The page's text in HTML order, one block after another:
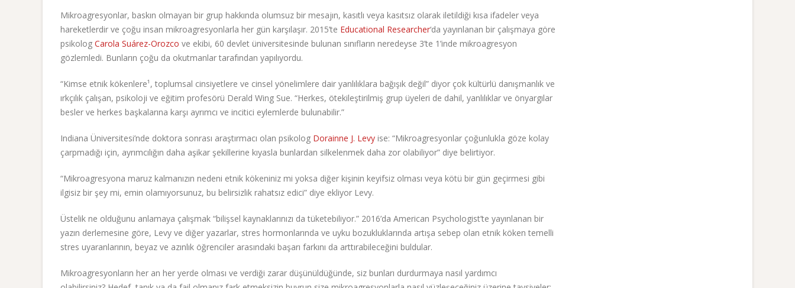
Mikroagresyonlar, baskın olmayan bir grup hakkında olumsuz bir mesajın, kasıtlı veya kasıtsız olarak iletildiği kısa ifadeler veya
hareketlerdir ve çoğu insan mikroagresyonlarla her gün karşılaşır. 2015’te Educational Researcher‘da yayınlanan bir çalışmaya göre
psikolog Carola Suárez-Orozco ve ekibi, 60 devlet üniversitesinde bulunan sınıfların neredeyse 3’te 1’inde mikroagresyon
gözlemledi. Bunların çoğu da okutmanlar tarafından yapılıyordu.
“Kimse etnik kökenlere¹, toplumsal cinsiyetlere ve cinsel yönelimlere dair yanlılıklara bağışık değil” diyor çok kültürlü danışmanlık ve
ırkçılık çalışan, psikoloji ve eğitim profesörü Derald Wing Sue. “Herkes, ötekileştirilmiş grup üyeleri de dahil, yanlılıklar ve önyargılar
besler ve herkes başkalarına karşı ayrımcı ve incitici eylemlerde bulunabilir.”
Indiana Üniversitesi’nde doktora sonrası araştırmacı olan psikolog Dorainne J. Levy ise: “Mikroagresyonlar çoğunlukla göze kolay
çarpmadığı için, ayrımcılığın daha aşikar şekillerine kıyasla bunlardan silkelenmek daha zor olabiliyor” diye belirtiyor.
“Mikroagresyona maruz kalmanızın nedeni etnik kökeniniz mi yoksa diğer kişinin keyifsiz olması veya kötü bir gün geçirmesi gibi
ilgisiz bir şey mi, emin olamıyorsunuz, bu belirsizlik rahatsız edici” diye ekliyor Levy.
Üstelik ne olduğunu anlamaya çalışmak “bilişsel kaynaklarınızı da tüketebiliyor.” 2016’da American Psychologist’te yayınlanan bir
yazın derlemesine göre, Levy ve diğer yazarlar, stres hormonlarında ve uyku bozukluklarında artışa sebep olan etnik köken temelli
stres uyaranlarının, beyaz ve azınlık öğrenciler arasındaki başarı farkını da arttırabileceğini buldular.
Mikroagresyonların her an her yerde olması ve verdiği zarar düşünüldüğünde, siz bunları durdurmaya nasıl yardımcı